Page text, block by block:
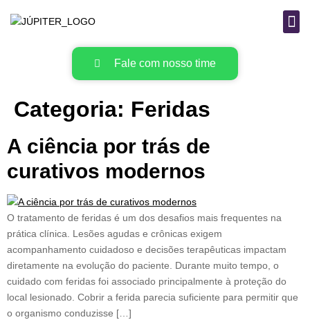
Fale com nosso time
Categoria: Feridas
A ciência por trás de
curativos modernos
O tratamento de feridas é um dos desafios mais frequentes na
prática clínica. Lesões agudas e crônicas exigem
acompanhamento cuidadoso e decisões terapêuticas impactam
diretamente na evolução do paciente. Durante muito tempo, o
cuidado com feridas foi associado principalmente à proteção do
local lesionado. Cobrir a ferida parecia suficiente para permitir que
o organismo conduzisse […]